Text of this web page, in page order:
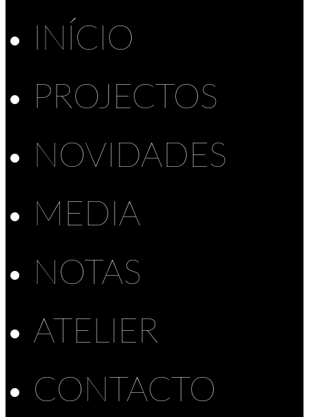
INÍCIO
PROJECTOS
NOVIDADES
MEDIA
NOTAS
ATELIER
CONTACTO